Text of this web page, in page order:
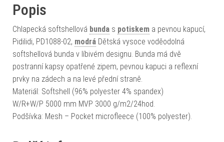
Popis
Chlapecká softshellová bunda s potiskem a pevnou kapucí,
Pidilidi, PD1088-02, modrá Dětská vysoce voděodolná
softshellová bunda v líbivém designu. Bunda má dvě
postranní kapsy opatřené zipem, pevnou kapuci a reflexní
prvky na zádech a na levé přední straně.
Materiál: Softshell (96% polyester 4% spandex)
W/R+W/P 5000 mm MVP 3000 g/m2/24hod.
Podšívka: Mesh – Pocket microfleece (100% polyester).